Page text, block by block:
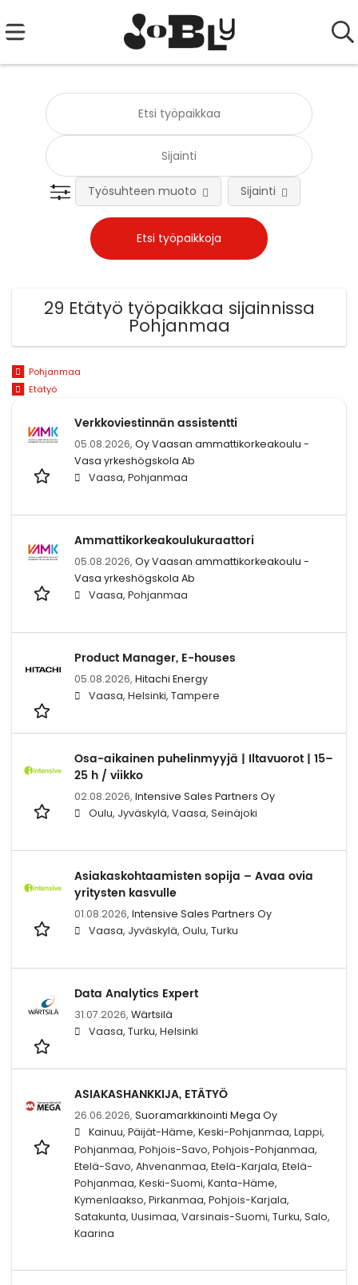
Työsuhteen muoto Sijainti
29 Etätyö työpaikkaa sijainnissa
Pohjanmaa
Pohjanmaa
Etätyö
Verkkoviestinnän assistentti
05.08.2026, Oy Vaasan ammattikorkeakoulu -
Vasa yrkeshögskola Ab
Vaasa, Pohjanmaa
Ammattikorkeakoulukuraattori
05.08.2026, Oy Vaasan ammattikorkeakoulu -
Vasa yrkeshögskola Ab
Vaasa, Pohjanmaa
Product Manager, E-houses
05.08.2026, Hitachi Energy
Vaasa, Helsinki, Tampere
Osa-aikainen puhelinmyyjä | Iltavuorot | 15–
25 h / viikko
02.08.2026, Intensive Sales Partners Oy
Oulu, Jyväskylä, Vaasa, Seinäjoki
Asiakaskohtaamisten sopija – Avaa ovia
yritysten kasvulle
01.08.2026, Intensive Sales Partners Oy
Vaasa, Jyväskylä, Oulu, Turku
Data Analytics Expert
31.07.2026, Wärtsilä
Vaasa, Turku, Helsinki
ASIAKASHANKKIJA, ETÄTYÖ
26.06.2026, Suoramarkkinointi Mega Oy
Kainuu, Päijät-Häme, Keski-Pohjanmaa, Lappi,
Pohjanmaa, Pohjois-Savo, Pohjois-Pohjanmaa,
Etelä-Savo, Ahvenanmaa, Etelä-Karjala, Etelä-
Pohjanmaa, Keski-Suomi, Kanta-Häme,
Kymenlaakso, Pirkanmaa, Pohjois-Karjala,
Satakunta, Uusimaa, Varsinais-Suomi, Turku, Salo,
Kaarina